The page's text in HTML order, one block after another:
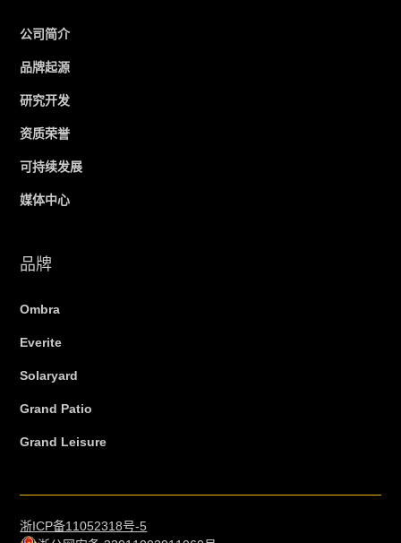
公司简介
品牌起源
研究开发
资质荣誉
可持续发展
媒体中心
品牌
Ombra
Everite
Solaryard
Grand Patio
Grand Leisure
浙ICP备11052318号-5